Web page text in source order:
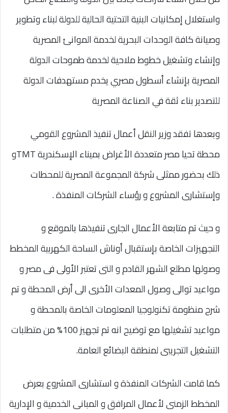
واستغلال إمكانيات البنية التحتية الحالية للدولة لبناء وتطوير
وصيانة كافة الوحدات البحرية لخدمة الموانئ المصرية
وإنشاء وتشغيل خطوط ملاحية لخدمة طموحات الدولة
المصرية بإنشاء أسطول مصري يخدم مستهدفات الدولة
للتصدير بناء ثقة في الصناعة المصرية
وبعدها تفقد وزير النقل أعمال تنفيذ المشروع القومي
محطة تحيا مصر متعددة الأغراض بميناء الإسكندرية TMTو
ذلك بحضور ممثلى شركة المجموعة المصرية للمحطات
وإستشارى المشروع و رؤساء الشركات المنفذة .
و حيث تم متابعة الأعمال الجارى تنفيذها بالموقع و
التجهيزات الخاصة بإستقبال أوناش الساحة الكهربية المخطط
وصولها مطلع الشهر القادم و التى تعتبر الأولى فى مصر و
مواعيد توالى وصول المعدات الأخرى الى أرض المحطة و تم
شرح منظومة تكنولوجيا المعلومات الخاصة بالمحطة و
مواعيد تشغيلها مع توضيح انه تم تجهيز 100% من متطلبات
التشغيل التجريبى لمنطقة البضائع العامة.
كما قامت الشركات المنفذة و استشارى المشروع بعرض
المخطط الزمنى لأعمال المرافق و المبانى الخدمية و الإدارية